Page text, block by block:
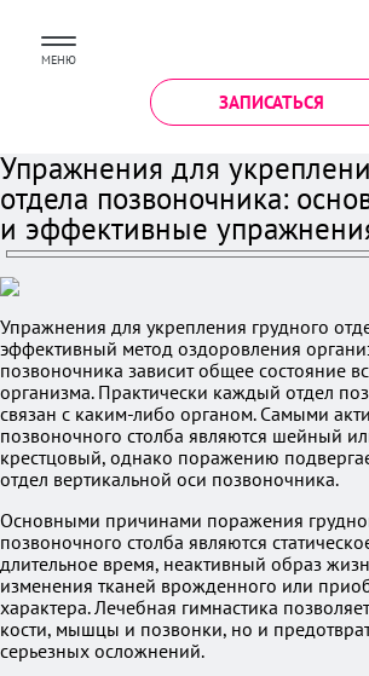
МЕНЮ
ЗАПИСАТЬСЯ
Упражнения для
отдела позвоночника:
и эффективные
Упражнения для укрепления грудного
эффективный метод оздоровления
позвоночника зависит общее состояние
организма. Практически каждый отдел
связан с каким-либо органом. Самыми
позвоночного столба являются шейный
крестцовый, однако поражению
отдел вертикальной оси позвоночника.
Основными причинами поражения
позвоночного столба являются
длительное время, неактивный образ
изменения тканей врожденного или
характера. Лечебная гимнастика
кости, мышцы и позвонки, но и
серьезных осложнений.